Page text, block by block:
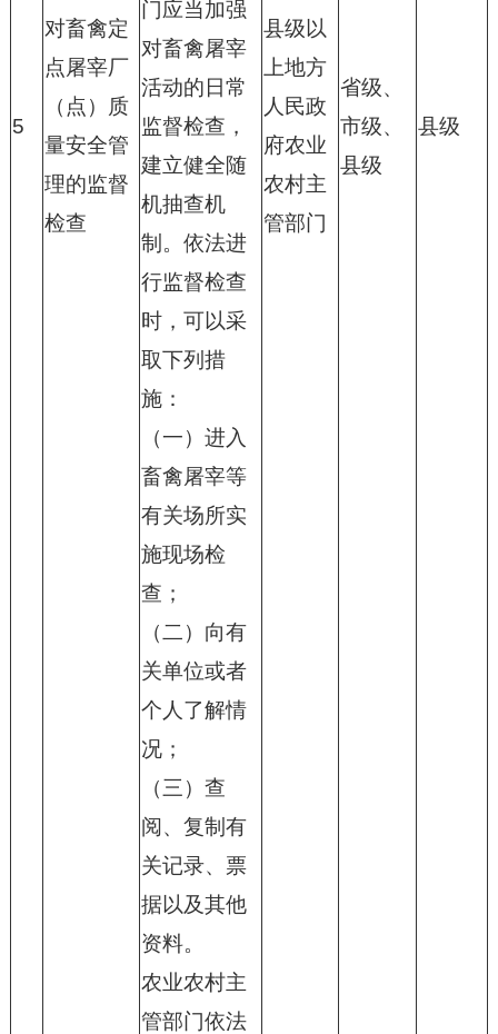
5
对畜禽定
点屠宰厂
（点）质
量安全管
理的监督
检查
门应当加强
对畜禽屠宰
活动的日常
监督检查，
建立健全随
机抽查机
制。依法进
行监督检查
时，可以采
取下列措
施：
（一）进入
畜禽屠宰等
有关场所实
施现场检
查；
（二）向有
关单位或者
个人了解情
况；
（三）查
阅、复制有
关记录、票
据以及其他
资料。
农业农村主
管部门依法
县级以
上地方
人民政
府农业
农村主
管部门
省级、
市级、
县级
县级